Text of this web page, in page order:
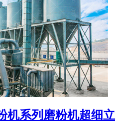
机系列磨粉机超细立